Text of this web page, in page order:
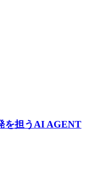
を担うAI AGENT